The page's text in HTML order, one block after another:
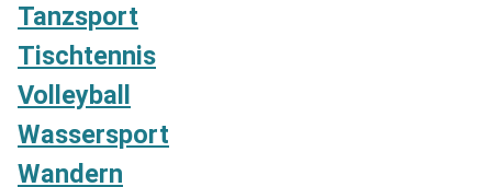
Tanzsport
Tischtennis
Volleyball
Wassersport
Wandern